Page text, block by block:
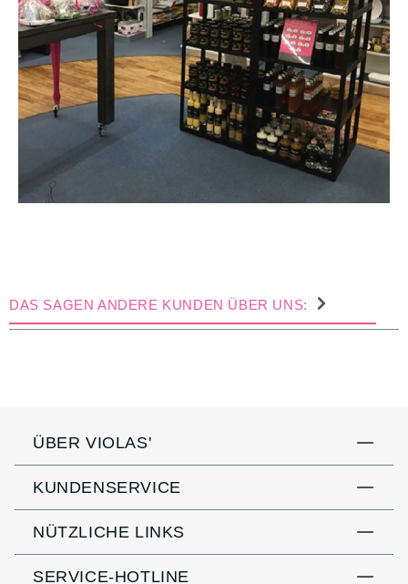
DAS SAGEN ANDERE KUNDEN ÜBER UNS:
ÜBER VIOLAS'
KUNDENSERVICE
NÜTZLICHE LINKS
SERVICE-HOTLINE